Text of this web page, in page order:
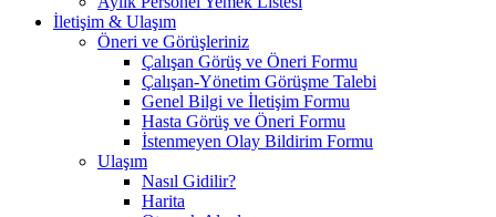
İletişim & Ulaşım
Öneri ve Görüşleriniz
Çalışan Görüş ve Öneri Formu
Çalışan-Yönetim Görüşme Talebi
Genel Bilgi ve İletişim Formu
Hasta Görüş ve Öneri Formu
İstenmeyen Olay Bildirim Formu
Ulaşım
Nasıl Gidilir?
Harita